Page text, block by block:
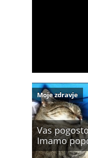
Vas
Imamo
Moje zdravje